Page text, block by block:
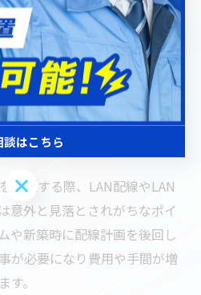
ャック設置の盲点と
なLANモジュラージャック設
依頼する際、LAN配線やLAN
意外と見落とされがちなポイ
や新築時に配線計画を後回し
が必要になり費用や手間が増
。
はこちら
談はこちら